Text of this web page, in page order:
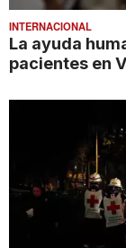
INTERNACIONAL
La ayuda
pacientes en